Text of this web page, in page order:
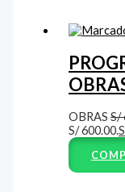
OBRASS/
S/ 600.00.